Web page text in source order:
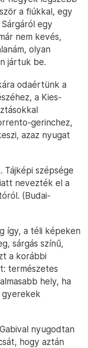
a fiúkkal, egy
egy
nem kevés,
olyan
jártuk be.
odaértünk a
a Kies-
gerinchez,
azaz nyugat
szépsége
nevezték el a
(Budai-
így, a téli képeken
sárgás színű,
a korábbi
természetes
hely, ha
nyugodtan
hogy aztán